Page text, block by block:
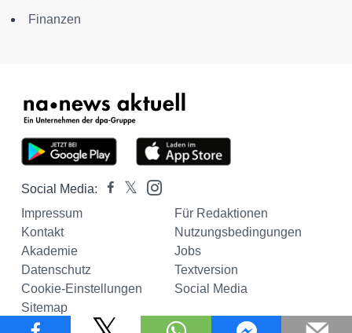
Finanzen
Social Media:
Impressum
Für Redaktionen
Kontakt
Nutzungsbedingungen
Akademie
Jobs
Datenschutz
Textversion
Cookie-Einstellungen
Social Media
Sitemap